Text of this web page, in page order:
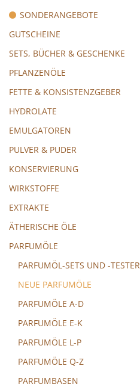
SONDERANGEBOTE
GUTSCHEINE
SETS, BÜCHER & GESCHENKE
PFLANZENÖLE
FETTE & KONSISTENZGEBER
HYDROLATE
EMULGATOREN
PULVER & PUDER
KONSERVIERUNG
WIRKSTOFFE
EXTRAKTE
ÄTHERISCHE ÖLE
PARFUMÖLE
PARFUMÖL-SETS UND -TESTER
NEUE PARFUMÖLE
PARFUMÖLE A-D
PARFUMÖLE E-K
PARFUMÖLE L-P
PARFUMÖLE Q-Z
PARFUMBASEN